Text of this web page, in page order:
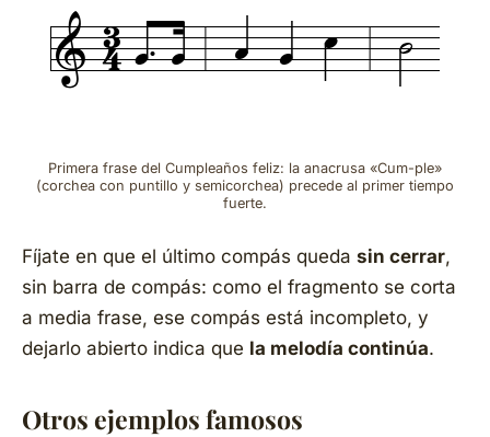
Primera frase del Cumpleaños feliz: la anacrusa «Cum-ple»
(corchea con puntillo y semicorchea) precede al primer tiempo
fuerte.
Fíjate en que el último compás queda sin cerrar,
sin barra de compás: como el fragmento se corta
a media frase, ese compás está incompleto, y
dejarlo abierto indica que la melodía continúa.
Otros ejemplos famosos